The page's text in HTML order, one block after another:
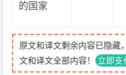
的国家
原文和译文剩余内容已隐藏
文和译文全部内容！ 立即支